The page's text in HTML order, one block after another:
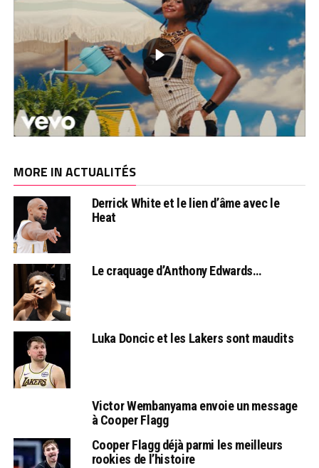
MORE IN ACTUALITÉS
Derrick White et le lien d’âme avec le
Heat
Le craquage d’Anthony Edwards…
Luka Doncic et les Lakers sont maudits
Victor Wembanyama envoie un message
à Cooper Flagg
Cooper Flagg déjà parmi les meilleurs
rookies de l’histoire